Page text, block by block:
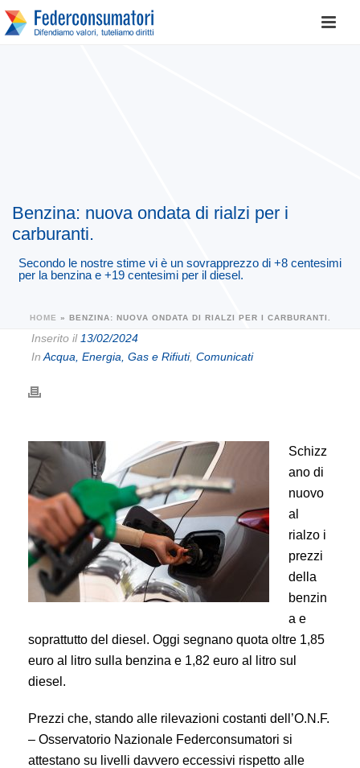
Benzina: nuova ondata di rialzi per i
carburanti.
Secondo le nostre stime vi è un sovrapprezzo di +8 centesimi
per la benzina e +19 centesimi per il diesel.
HOME » BENZINA: NUOVA ONDATA DI RIALZI PER I CARBURANTI.
Inserito il 13/02/2024
In Acqua, Energia, Gas e Rifiuti, Comunicati
Schizz
ano di
nuovo
al
rialzo i
prezzi
della
benzin
a e
soprattutto del diesel. Oggi segnano quota oltre 1,85
euro al litro sulla benzina e 1,82 euro al litro sul
diesel.
Prezzi che, stando alle rilevazioni costanti dell’O.N.F.
– Osservatorio Nazionale Federconsumatori si
attestano su livelli davvero eccessivi rispetto alle